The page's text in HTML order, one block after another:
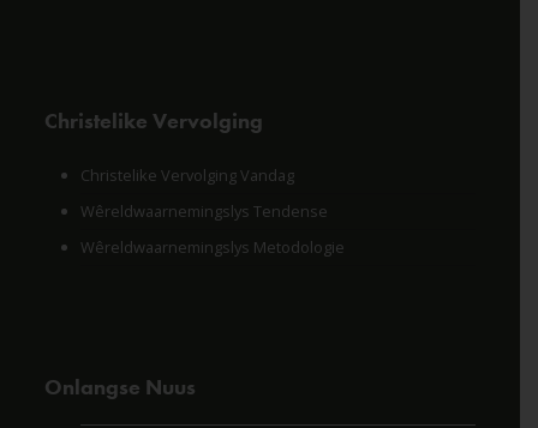
Christelike Vervolging
Christelike Vervolging Vandag
Wêreldwaarnemingslys Tendense
Wêreldwaarnemingslys Metodologie
Onlangse Nuus